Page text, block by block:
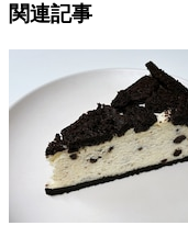
関連記事